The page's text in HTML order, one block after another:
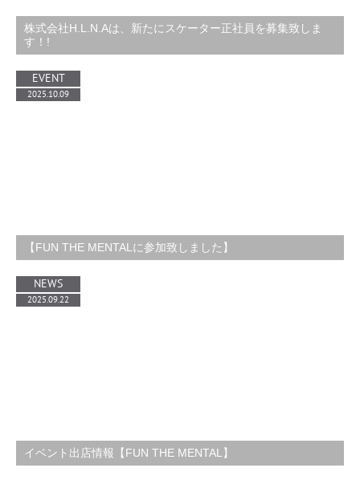
株式会社H.L.N.Aは、新たにスケーター正社員を募集致しま
す！!
【FUN THE MENTALに参加致しました】
EVENT
2025.10.09
イベント出店情報【FUN THE MENTAL】
NEWS
2025.09.22